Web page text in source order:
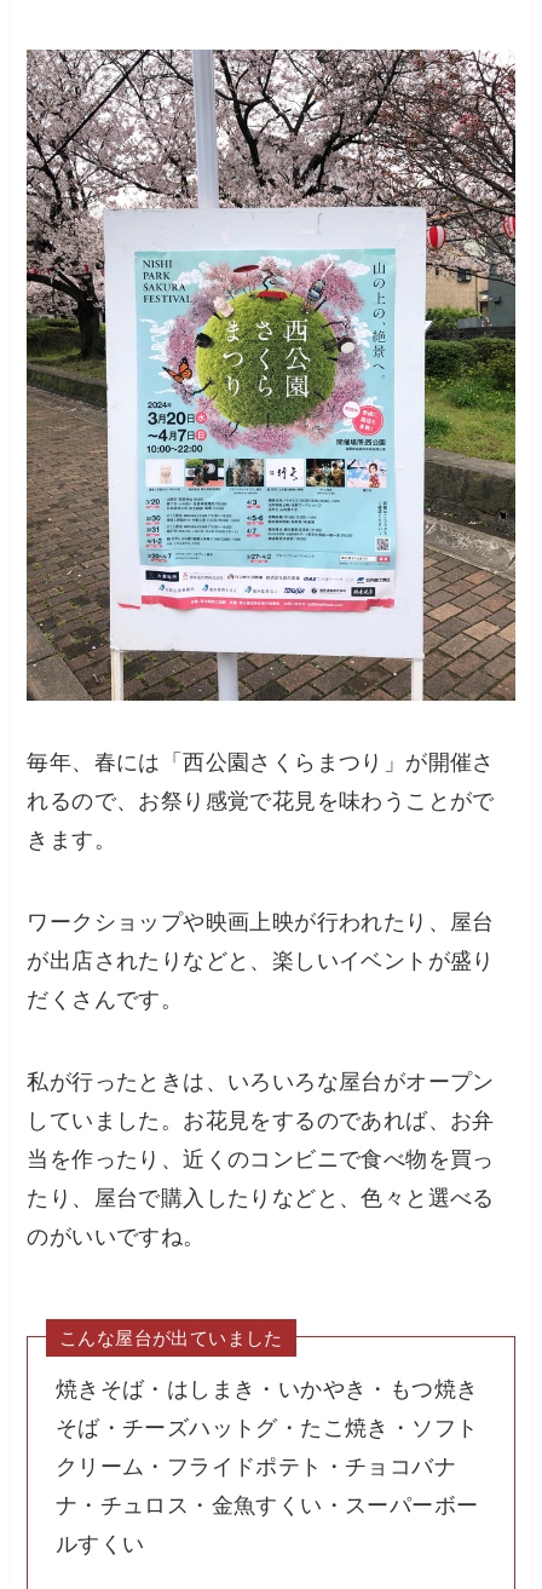
毎年、春には「西公園さくらまつり」が開催さ
れるので、お祭り感覚で花見を味わうことがで
きます。
ワークショップや映画上映が行われたり、屋台
が出店されたりなどと、楽しいイベントが盛り
だくさんです。
私が行ったときは、いろいろな屋台がオープン
していました。お花見をするのであれば、お弁
当を作ったり、近くのコンビニで食べ物を買っ
たり、屋台で購入したりなどと、色々と選べる
のがいいですね。
こんな屋台が出ていました
焼きそば・はしまき・いかやき・もつ焼き
そば・チーズハットグ・たこ焼き・ソフト
クリーム・フライドポテト・チョコバナ
ナ・チュロス・金魚すくい・スーパーボー
ルすくい